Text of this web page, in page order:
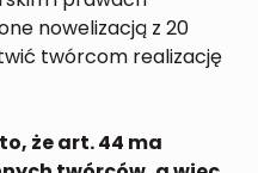
nowelizacją z 20
twórcom realizację
że art. 44 ma